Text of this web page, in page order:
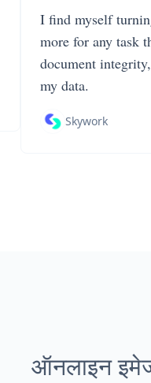
I find myself
more for any task
document
my data.
Skywork
ऑनलाइन